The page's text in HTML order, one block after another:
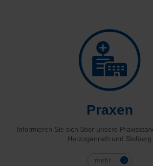
Praxen
Informieren Sie sich über unsere
Herzogenrath und Stolberg
mehr